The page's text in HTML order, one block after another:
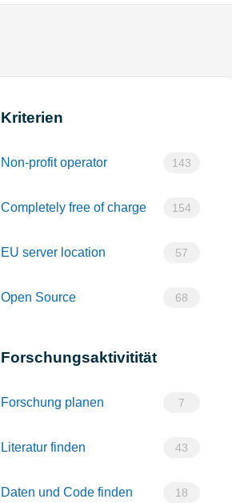
Kriterien
Non-profit operator 143
Completely free of charge 154
EU server location 57
Open Source 68
Forschungsaktivitität
Forschung planen 7
Literatur finden 43
Daten und Code finden 18